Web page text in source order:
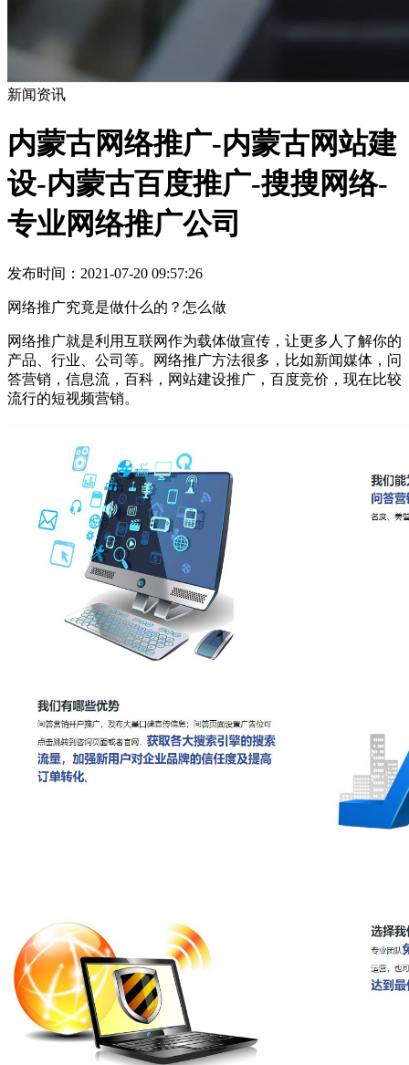
新闻资讯
内蒙古网络推广-内蒙古网站建
设-内蒙古百度推广-搜搜网络-
专业网络推广公司
发布时间：2021-07-20 09:57:26
网络推广究竟是做什么的？怎么做
网络推广就是利用互联网作为载体做宣传，让更多人了解你的
产品、行业、公司等。网络推广方法很多，比如新闻媒体，问
答营销，信息流，百科，网站建设推广，百度竞价，现在比较
流行的短视频营销。